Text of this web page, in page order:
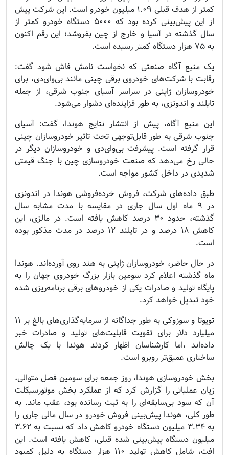
کمتر از هدف قبلی ۱.۰۹ میلیون خودرو است. این شرکت پیش
از این پیش‌بینی کرده بود که ۵۰۰۰ دستگاه خودرو کمتر از
سال گذشته در آسیا و خارج از چین بفروشد؛ این رقم اکنون
به ۷۵ هزار دستگاه کمتر رسیده است.
یک منبع آگاه صنعتی که نخواست نامش فاش شود گفت:
رقابت با شرکت‌های خودروی برقی چینی مانند بی‌وای‌دی، برای
خودروسازان ژاپنی در سراسر آسیای جنوب شرقی، از جمله
تایلند و اندونزی، به طور فزاینده‌ای دشوار می‌شود.
این منبع آگاه، پیش از انتشار نتایج هوندا، گفت: آسیای
جنوب شرقی به طور قابل‌توجهی تحت تاثیر خودروسازان چینی
قرار گرفته است. پیشرفت بی‌وای‌دی و خودروسازان دیگر در
حالی رخ می‌دهد که صنعت خودروسازی چین با جنگ قیمتی
شدیدی در داخل کشور مواجه است.
طبق داده‌های شرکت، فروش خرده‌فروشی هوندا در اندونزی
در ۹ ماه اول سال جاری در مقایسه با مدت مشابه سال
گذشته، حدود ۳۰ درصد کاهش یافته است. در مالزی، این
کاهش ۱۸ درصد و در تایلند ۱۲ درصد در مدت مذکور بوده
است.
در حال حاضر، خودروسازان ژاپنی به هند روی آورده‌اند. هوندا
ماه گذشته اعلام کرد سومین بازار بزرگ خودروی جهان را به
پایگاه تولید و صادرات یکی از خودروهای برقی برنامه‌ریزی شده
خود تبدیل خواهد کرد.
تویوتا و سوزوکی به طور جداگانه از سرمایه‌گذاری‌های بالغ بر ۱۱
میلیارد دلار برای تقویت قابلیت‌های تولید و صادرات خبر
داده‌اند ،اما کارشناسان اظهار کردند هوندا با یک چالش
ساختاری عمیق‌تر روبرو است.
بخش خودروسازی هوندا، روز جمعه برای سومین فصل متوالی،
زیان عملیاتی را گزارش کرد که از عملکرد بخش موتورسیکلت
آن که سود بی‌سابقه‌ای را به ثبت رسانده بود، عقب ماند. به
طور کلی، هوندا پیش‌بینی فروش خودرو در سال مالی جاری را
به ۳.۳۴ میلیون دستگاه خودرو کاهش داد که نسبت به ۳.۶۲
میلیون دستگاه پیش‌بینی شده قبلی، کاهش یافته است. این
افت، شامل کاهش تولید ۱۱۰ هزار دستگاه به دلیل کمبود